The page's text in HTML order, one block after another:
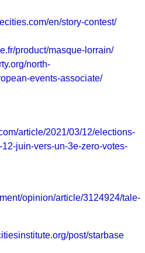
en/story-contest/
product/masque-lorrain/
north-
events-associate/
article/2021/03/12/elections-
juin-vers-un-3e-zero-votes-
opinion/article/3124924/tale-
post/starbase